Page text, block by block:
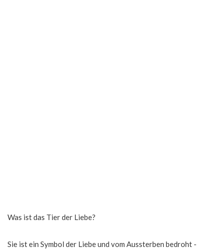
Was ist das Tier der Liebe?
Sie ist ein Symbol der Liebe und vom Aussterben bedroht -